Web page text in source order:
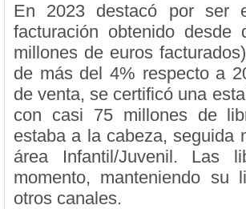
En 2023 destacó por
facturación obtenido
millones de euros
de más del 4% respecto a
de venta, se certificó una
con casi 75 millones de
estaba a la cabeza, seguida
área Infantil/Juvenil. Las
momento, manteniendo su
otros canales.